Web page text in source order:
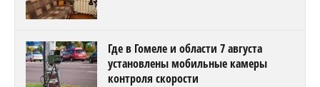
Где в Гомеле и области 7 августа
установлены мобильные камеры
контроля скорости